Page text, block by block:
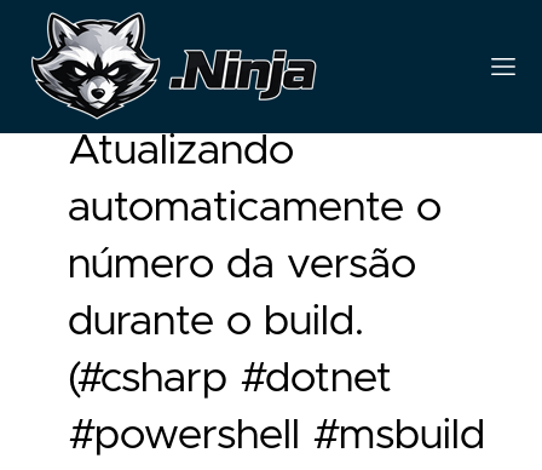
Atualizando
automaticamente o
número da versão
durante o build.
(#csharp #dotnet
#powershell #msbuild